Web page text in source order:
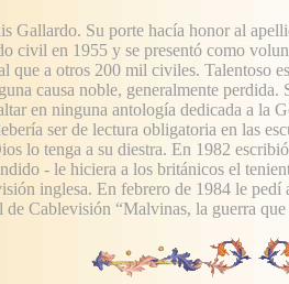
Gallardo. Su porte hacía honor al
civil en 1955 y se presentó como
que a otros 200 mil civiles. Talentoso
causa noble, generalmente
en ninguna antología dedicada a la
ser de lectura obligatoria en las
lo tenga a su diestra. En 1982
- le hiciera a los británicos el
inglesa. En febrero de 1984 le pedí
de Cablevisión “Malvinas, la guerra